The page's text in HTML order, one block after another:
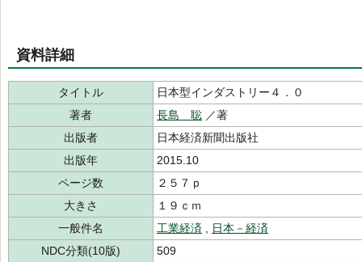
資料詳細
タイトル
日本型インダストリー４．０
著者
長島 聡 ／著
出版者
日本経済新聞出版社
出版年
2015.10
ページ数
２５７ｐ
大きさ
１９ｃｍ
一般件名
工業経済
日本－経済
NDC分類(10版)
509